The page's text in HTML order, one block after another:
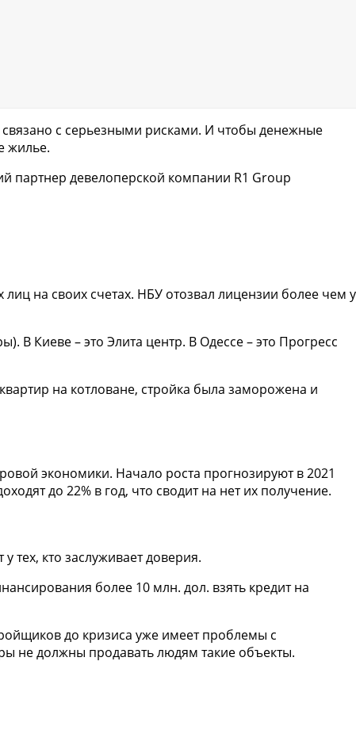
с серьезными рисками. И чтобы денежные
жилье.
партнер девелоперской компании R1 Group
на своих счетах. НБУ отозвал лицензии более чем у
В Киеве – это Элита центр. В Одессе – это Прогресс
на котловане, стройка была заморожена и
экономики. Начало роста прогнозируют в 2021
до 22% в год, что сводит на нет их получение.
тех, кто заслуживает доверия.
более 10 млн. дол. взять кредит на
до кризиса уже имеет проблемы с
не должны продавать людям такие объекты.